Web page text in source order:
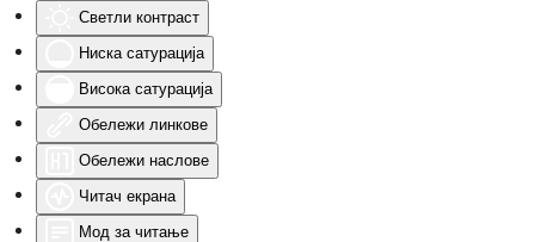
Светли контраст
Ниска сатурација
Висока сатурација
Обележи линкове
Обележи наслове
Читач екрана
Мод за читање